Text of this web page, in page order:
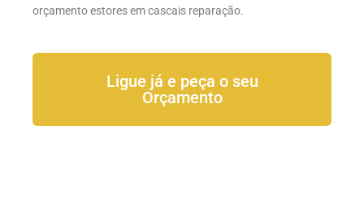
orçamento estores em cascais reparação.
Ligue já e peça o seu
Orçamento